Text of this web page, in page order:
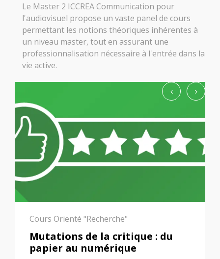
Le Master 2 ICCREA Communication pour
l'audiovisuel propose un vaste panel de cours
permettant les notions théoriques inhérentes à
un niveau master, tout en assurant une
professionnalisation nécessaire à l'entrée dans la
vie active.
Cours Orienté "Recherche"
Formats sériels et stratégies
éditoriales de l’image